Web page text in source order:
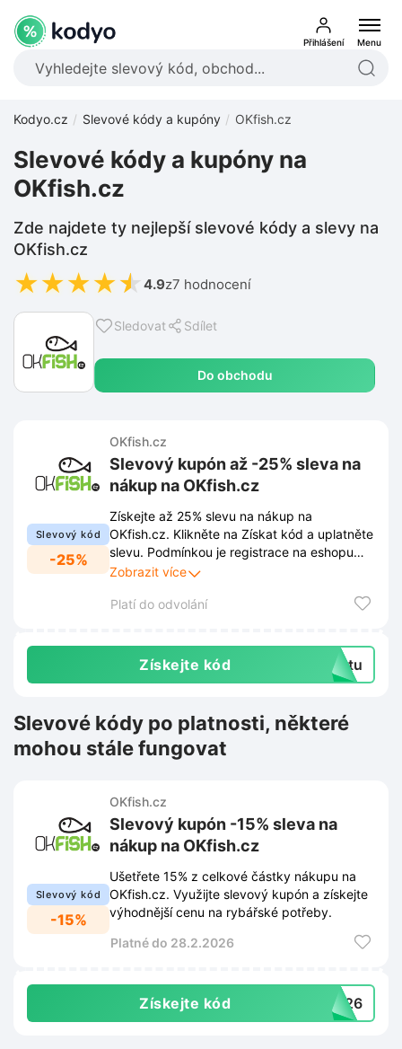
Přihlášení Menu
Kodyo.cz Slevové kódy a kupóny OKfish.cz
Sledovat Sdílet
Do obchodu
Slevové kódy a kupóny na
OKfish.cz
Zde najdete ty nejlepší slevové kódy a slevy na
OKfish.cz
★★★★★ 4.9z7 hodnocení
Slevový kód
-25%
OKfish.cz
Slevový kupón až -25% sleva na
nákup na OKfish.cz
Získejte až 25% slevu na nákup na
OKfish.cz. Klikněte na Získat kód a uplatněte
slevu. Podmínkou je registrace na eshopu
OKfish.cz. Věrnostní program Zlatá rybka
naleznete v odkazu.
Zobrazit více
Platí do odvolání
Získejte kód extu
Slevové kódy po platnosti, některé
mohou stále fungovat
Slevový kód
-15%
OKfish.cz
Slevový kupón -15% sleva na
nákup na OKfish.cz
Ušetřete 15% z celkové částky nákupu na
OKfish.cz. Využijte slevový kupón a získejte
výhodnější cenu na rybářské potřeby.
Platné do 28.2.2026
Získejte kód 2026